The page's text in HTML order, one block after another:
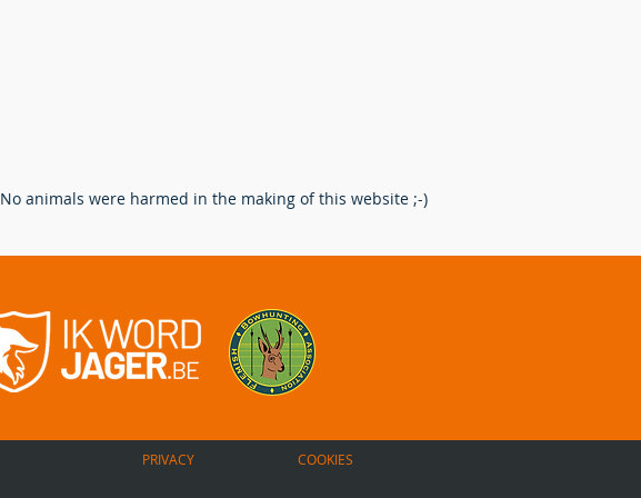
Verwerking na het schot: Een
andere route voor de
No animals were harmed in the making of this website ;-)
PRIVACY COOKIES